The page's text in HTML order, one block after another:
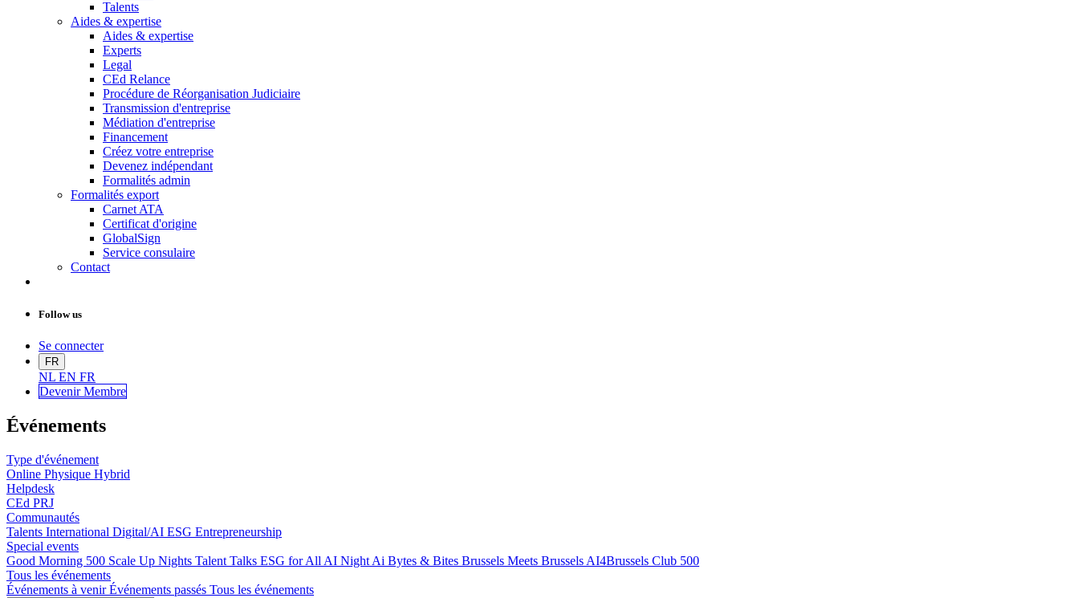
Talents
Aides & expertise
Aides & expertise
Experts
Legal
CEd Relance
Procédure de Réorganisation Judiciaire
Transmission d'entreprise
Médiation d'entreprise
Financement
Créez votre entreprise
Devenez indépendant
Formalités admin
Formalités export
Carnet ATA
Certificat d'origine
GlobalSign
Service consulaire
Contact
Follow us
Se connecter
FR
NL EN FR
Devenir Membre
Événements
Type d'événement
Online Physique Hybrid
Helpdesk
CEd PRJ
Communautés
Talents International Digital/AI ESG Entrepreneurship
Special events
Good Morning 500 Scale Up Nights Talent Talks ESG for All AI Night Ai Bytes & Bites Brussels Meets Brussels AI4Brussels Club 500
Tous les événements
Événements à venirÉvénements passés Tous les événements